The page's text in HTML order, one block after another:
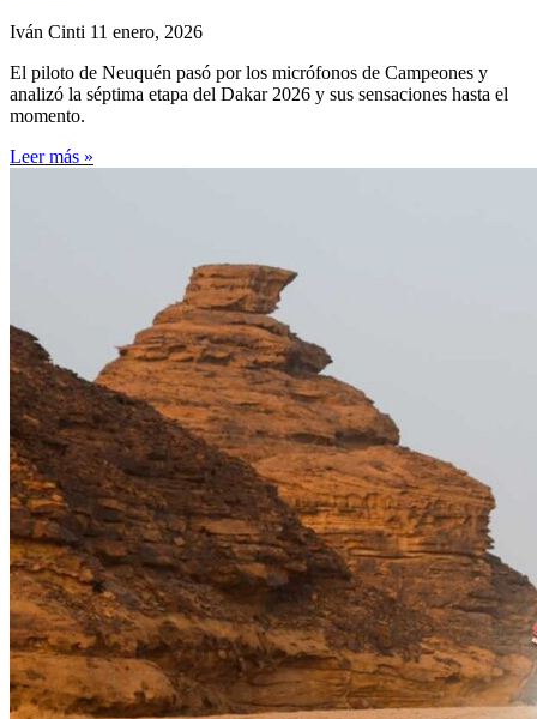
Iván Cinti 11 enero, 2026
El piloto de Neuquén pasó por los micrófonos de Campeones y
analizó la séptima etapa del Dakar 2026 y sus sensaciones hasta el
momento.
Leer más »